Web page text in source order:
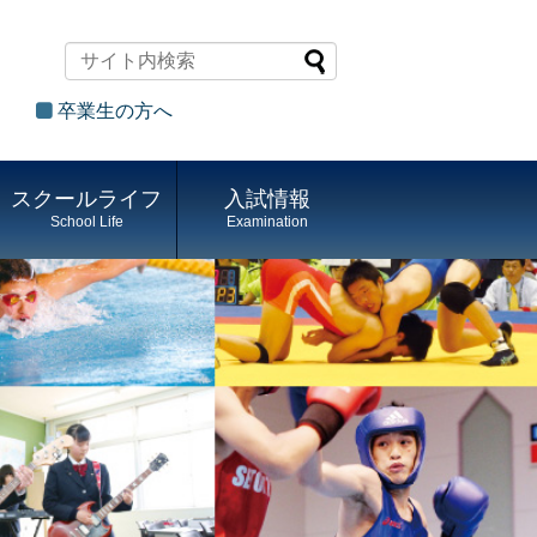
卒業生の方へ
スクールライフ
School Life
入試情報
Examination